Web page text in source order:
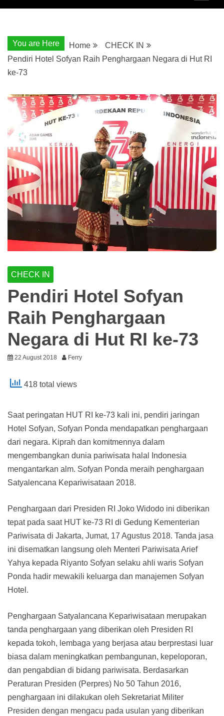
You are Here Home
CHECK IN
Pendiri Hotel Sofyan Raih Penghargaan Negara di Hut RI
ke-73
CHECK IN
Pendiri Hotel Sofyan
Raih Penghargaan
Negara di Hut RI ke-73
22 August 2018 Ferry
418 total views
Saat peringatan HUT RI ke-73 kali ini, pendiri jaringan
Hotel Sofyan, Sofyan Ponda mendapatkan penghargaan
dari negara. Kiprah dan komitmennya dalam
mengembangkan dunia pariwisata halal Indonesia
mengantarkan alm. Sofyan Ponda meraih penghargaan
Satyalencana Kepariwisataan 2018.
Penghargaan dari Presiden RI Joko Widodo ini diberikan
tepat pada saat HUT ke-73 RI di Gedung Kementerian
Pariwisata di Jakarta, Jumat, 17 Agustus 2018. Tanda jasa
ini disematkan langsung oleh Menteri Pariwisata Arief
Yahya kepada Riyanto Sofyan selaku ahli waris Sofyan
Ponda hadir mewakili keluarga dan manajemen Sofyan
Hotel.
Penghargaan Satyalancana Kepariwisataan merupakan
tanda penghargaan yang diberikan oleh Presiden RI
kepada tokoh, lembaga yang berjasa atau berprestasi luar
biasa dalam meningkatkan pembangunan, kepeloporan,
dan pengabdian di bidang pariwisata. Berdasarkan
Peraturan Presiden (Perpres) No 50 Tahun 2016,
penghargaan ini dilakukan oleh Sekretariat Militer
Presiden dengan mengacu pada usulan yang diberikan